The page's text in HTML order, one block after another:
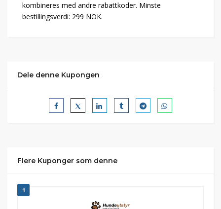
kombineres med andre rabattkoder. Minste
bestillingsverdi: 299 NOK.
Dele denne Kupongen
Flere Kuponger som denne
1